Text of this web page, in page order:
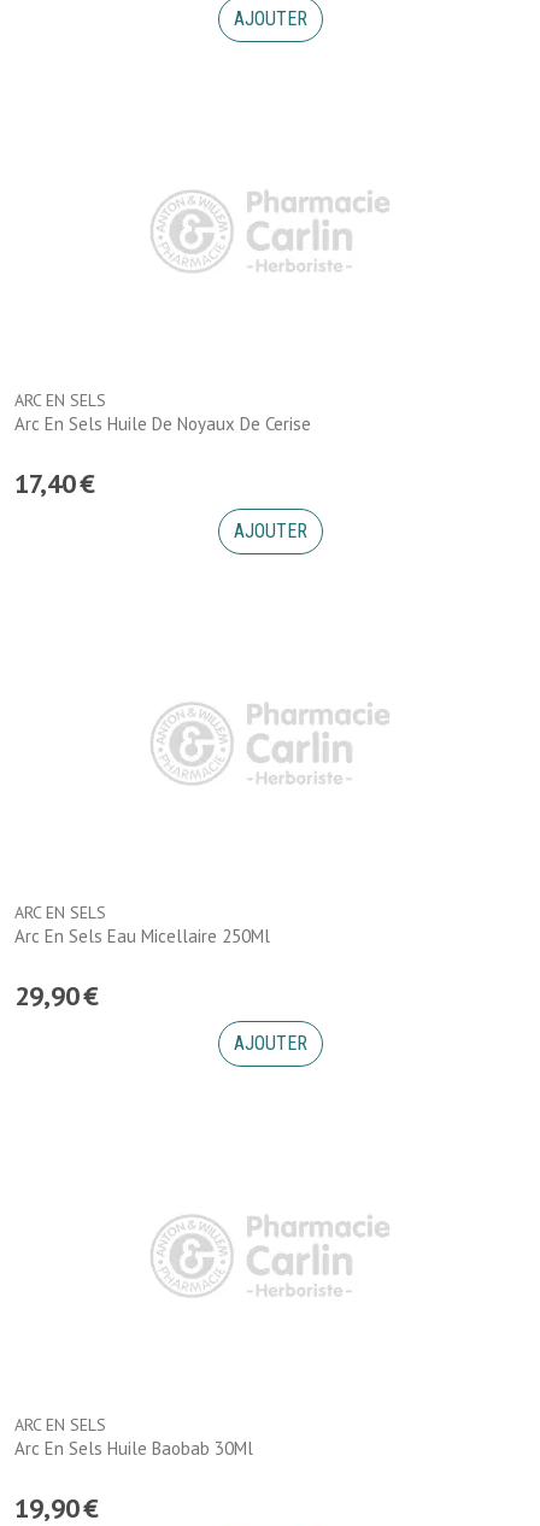
AJOUTER
ARC EN SELS
Arc En Sels Huile De Noyaux De Cerise
17,40€
AJOUTER
ARC EN SELS
Arc En Sels Eau Micellaire 250Ml
29,90€
AJOUTER
ARC EN SELS
Arc En Sels Huile Baobab 30Ml
19,90€